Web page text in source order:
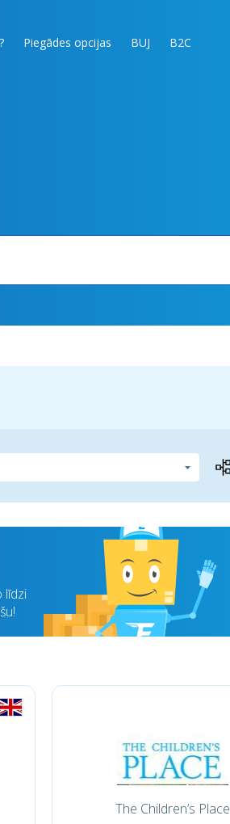
Piegādes opcijas BUJ B2C
līdzi
The Children’s Place